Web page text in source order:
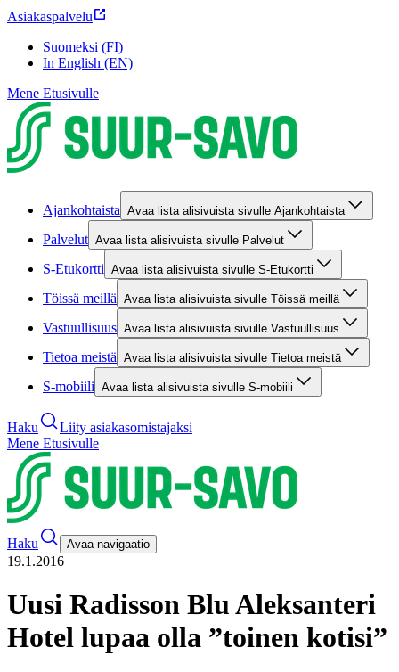
Asiakaspalvelu
Suomeksi (FI)
In English (EN)
Mene Etusivulle
Ajankohtaista Avaa lista alisivuista sivulle Ajankohtaista
Palvelut Avaa lista alisivuista sivulle Palvelut
S-Etukortti Avaa lista alisivuista sivulle S-Etukortti
Töissä meillä Avaa lista alisivuista sivulle Töissä meillä
Vastuullisuus Avaa lista alisivuista sivulle Vastuullisuus
Tietoa meistä Avaa lista alisivuista sivulle Tietoa meistä
S-mobiili Avaa lista alisivuista sivulle S-mobiili
Haku
Liity asiakasomistajaksi
Mene Etusivulle
Haku Avaa navigaatio
19.1.2016
Uusi Radisson Blu Aleksanteri
Hotel lupaa olla ”toinen kotisi”